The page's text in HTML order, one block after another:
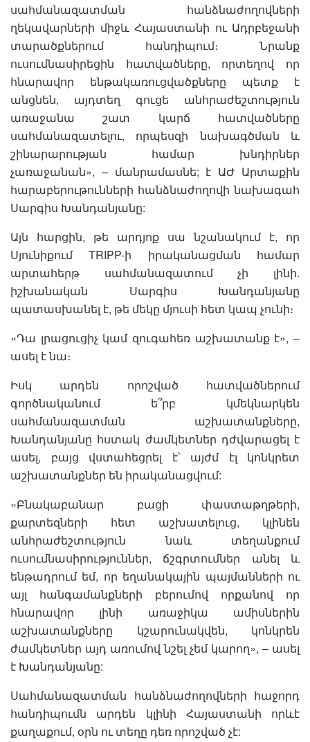
սահմանազատման հանձնաժողովների
ղեկավարների միջև Հայաստանի ու Ադրբեջանի
տարածքներում հանդիպում։ Նրանք
ուսումնասիրեցին հատվածները, որտեղով որ
հնարավոր ենթակառուցվածքները պետք է
անցնեն, այդտեղ գուցե անհրաժեշտություն
առաջանա շատ կարճ հատվածները
սահմանազատելու, որպեսզի նախագծման և
շինարարության համար խնդիրներ
չառաջանան», – մանրամասնե; է ԱԺ Արտաքին
հարաբերութունների հանձնաժողովի նախագահ
Սարգիս Խանդանյանը:
Այն հարցին, թե արդյոք սա նշանակում է, որ
Սյունիքում TRIPP-ի իրականացման համար
արտահերթ սահմանազատում չի լինի.
իշխանական Սարգիս Խանդանյանը
պատասխանել է, թե մեկը մյուսի հետ կապ չունի։
«Դա լրացուցիչ կամ զուգահեռ աշխատանք է», –
ասել է նա։
Իսկ արդեն որոշված հատվածներում
գործնականում ե՞րբ կմեկնարկեն
սահմանազատման աշխատանքները,
Խանդանյանը հստակ ժամկետներ դժվարացել է
ասել, բայց վստահեցրել է՝ այժմ էլ կոնկրետ
աշխատանքներ են իրականացվում:
«Բնակաբանար բացի փաստաթղթերի,
քարտեզների հետ աշխատելուց, կլինեն
անհրաժեշտություն նաև տեղանքում
ուսումնասիրություններ, ճշգրտումներ անել և
ենթադրում եմ, որ եղանակային պայմանների ու
այլ հանգամանքների բերումով որքանով որ
հնարավոր լինի առաջիկա ամիսներին
աշխատանքները կշարունակվեն, կոնկրեն
ժամկետներ այդ առումով նշել չեմ կարող», – ասել
է Խանդանյանը:
Սահմանազատման հանձնաժողովների հաջորդ
հանդիպումն արդեն կլինի Հայաստանի որևէ
քաղաքում, օրն ու տեղը դեռ որոշված չէ: